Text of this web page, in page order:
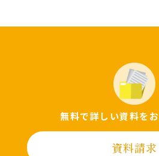
無料で詳しい資料を
資料請求